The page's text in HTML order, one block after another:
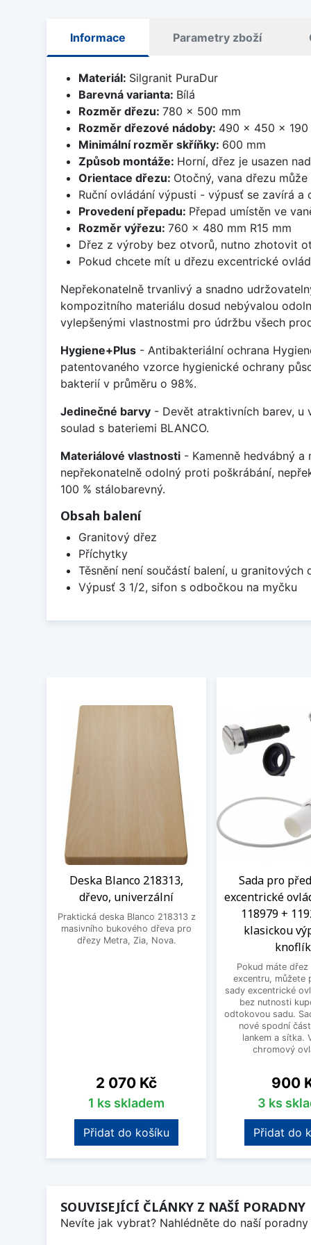
Informace Parametry zboží
Materiál: Silgranit PuraDur
Barevná varianta: Bílá
Rozměr dřezu: 780 x 500 mm
Rozměr dřezové nádoby: 490 x 450 x 190
Minimální rozměr skříňky: 600 mm
Způsob montáže: Horní, dřez je usazen
Orientace dřezu: Otočný, vana dřezu
Ruční ovládání výpusti - výpusť se zavírá a
Provedení přepadu: Přepad umístěn ve
Rozměr výřezu: 760 x 480 mm R15 mm
Dřez z výroby bez otvorů, nutno zhotovit
Pokud chcete mít u dřezu excentrické
Nepřekonatelně trvanlivý a snadno
kompozitního materiálu dosud nebývalou
vylepšenými vlastnostmi pro údržbu všech
Hygiene+Plus - Antibakteriální ochrana
patentovaného vzorce hygienické ochrany
bakterií v průměru o 98%.
Jedinečné barvy - Devět atraktivních barev, u
soulad s bateriemi BLANCO.
Materiálové vlastnosti - Kamenně hedvábný
nepřekonatelně odolný proti poškrábání,
100 % stálobarevný.
Obsah balení
Granitový dřez
Příchytky
Těsnění není součástí balení, u
Výpusť 3 1/2, sifon s odbočkou na myčku
Deska Blanco 218313,
dřevo, univerzální
Praktická deska Blanco 218313 z
masivního bukového dřeva pro
dřezy Metra, Zia, Nova.
Cena
2 070 Kč
1 ks skladem
Přidat do košíku
Sada pro
excentrické
118979 +
klasickou
Pokud máte dřez
excentru, můžete
sady excentrické
bez nutnosti
odtokovou sadu.
nové spodní
lankem a sítka.
chromový
Cena
900
3 ks
Přidat do
SOUVISEJÍCÍ ČLÁNKY Z NAŠÍ PORADNY
Nevíte jak vybrat? Nahlédněte do naší